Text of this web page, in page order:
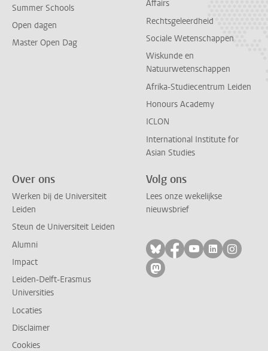
Summer Schools
Open dagen
Master Open Dag
Affairs
Rechtsgeleerdheid
Sociale Wetenschappen
Wiskunde en
Natuurwetenschappen
Afrika-Studiecentrum Leiden
Honours Academy
ICLON
International Institute for
Asian Studies
Over ons
Werken bij de Universiteit
Leiden
Steun de Universiteit Leiden
Alumni
Impact
Leiden-Delft-Erasmus
Universities
Locaties
Disclaimer
Cookies
Volg ons
Lees onze wekelijkse
nieuwsbrief
Volg ons op bluesky
Volg ons op
Volg ons op
Volg ons
Volg
Volg ons op mastodon